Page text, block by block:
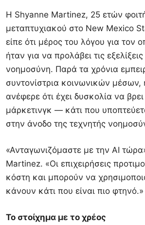
Η Shyanne Martinez, 25 ετών
μεταπτυχιακού στο New Mexico
είπε ότι μέρος του λόγου για τον
ήταν για να προλάβει τις
νοημοσύνη. Παρά τα χρόνια
συντονίστρια κοινωνικών
ανέφερε ότι έχει δυσκολία να
μάρκετινγκ — κάτι που
στην άνοδο της τεχνητής
«Ανταγωνιζόμαστε με την AI
Martinez. «Οι επιχειρήσεις
κόστη και μπορούν να
κάνουν κάτι που είναι πιο φτηνό.»
Το στοίχημα με το χρέος